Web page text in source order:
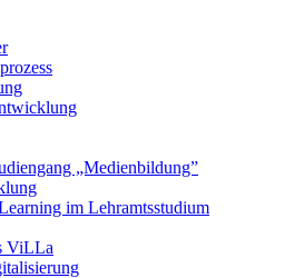
„Medienbildung”
im Lehramtsstudium
ViLLa